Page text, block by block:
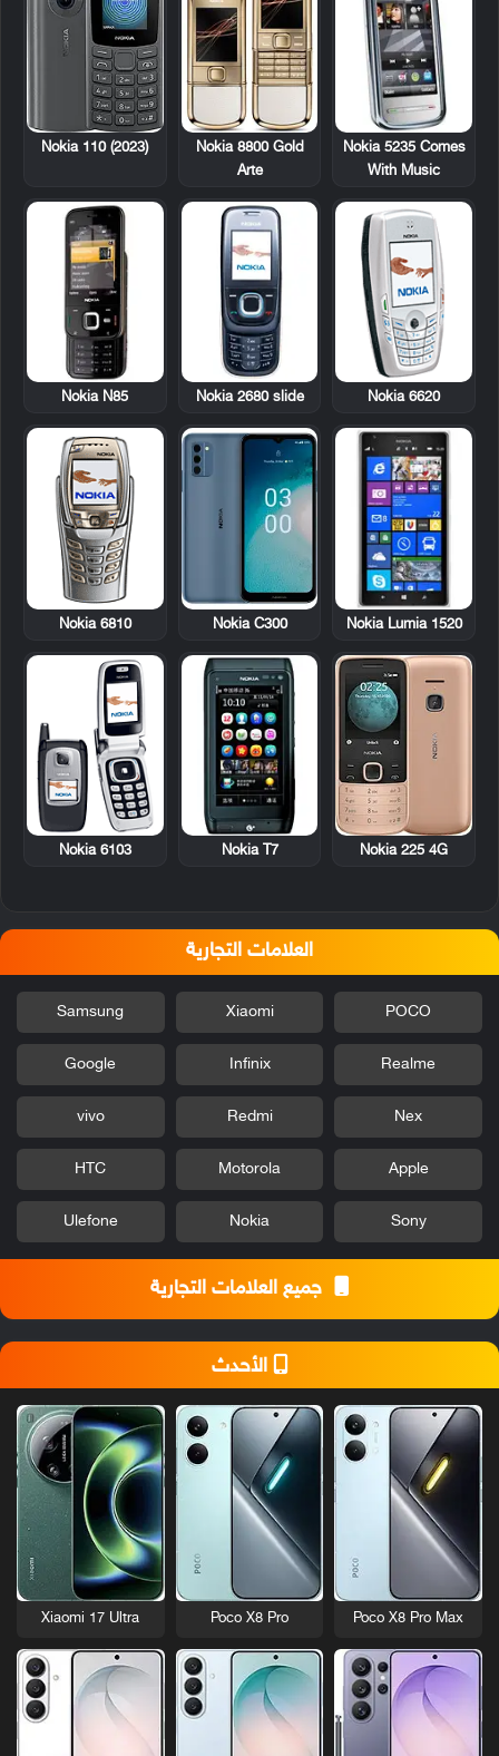
Nokia 5235 Comes
With Music
Nokia 8800 Gold
Arte
Nokia 110 (2023)
Nokia 6620
Nokia 2680 slide
Nokia N85
Nokia Lumia 1520
Nokia C300
Nokia 6810
Nokia 225 4G
Nokia T7
Nokia 6103
العلامات التجارية
POCO
Xiaomi
Samsung
Realme
Infinix
Google
Nex
Redmi
vivo
Apple
Motorola
HTC
Sony
Nokia
Ulefone
جميع العلامات التجارية
الأحدث
Poco X8 Pro Max
Poco X8 Pro
Xiaomi 17 Ultra